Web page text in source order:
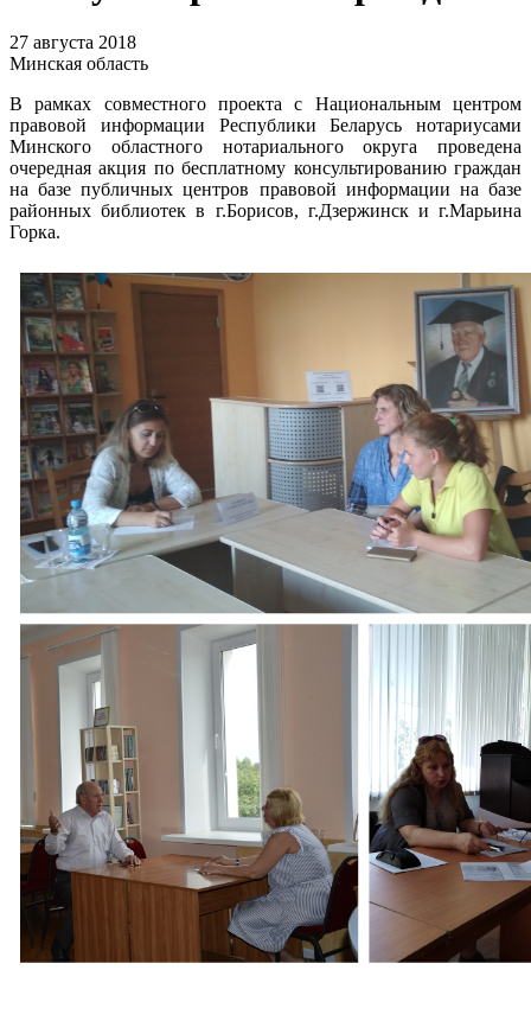
27 августа 2018
Минская область
В рамках совместного проекта с Национальным центром
правовой информации Республики Беларусь нотариусами
Минского областного нотариального округа проведена
очередная акция по бесплатному консультированию граждан
на базе публичных центров правовой информации на базе
районных библиотек в г.Борисов, г.Дзержинск и г.Марьина
Горка.